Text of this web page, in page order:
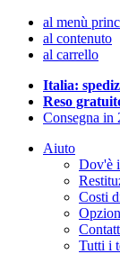
al menù
al contenuto
al carrello
Italia:
Reso
Consegna in
Aiuto
Dov'è
Costi
Tutti i